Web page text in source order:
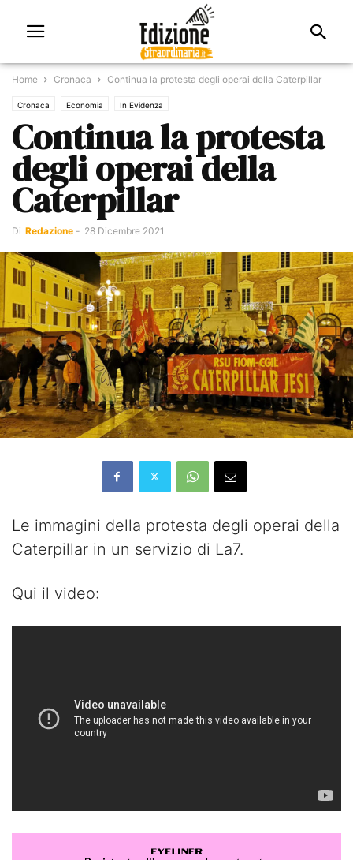
Home Cronaca Continua la protesta degli operai della Caterpillar
Cronaca Economia In Evidenza
Continua la protesta
degli operai della
Caterpillar
Di Redazione - 28 Dicembre 2021
Le immagini della protesta degli operai della
Caterpillar in un servizio di La7.
Qui il video: